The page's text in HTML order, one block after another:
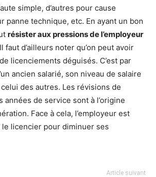
simple, d’autres pour cause
panne technique, etc. En ayant un bon
résister aux pressions de l’employeur
faut d’ailleurs noter qu’on peut avoir
licenciements déguisés. C’est par
ancien salarié, son niveau de salaire
celui des autres. Les révisions de
années de service sont à l’origine
Face à cela, l’employeur est
licencier pour diminuer ses
Article suivant